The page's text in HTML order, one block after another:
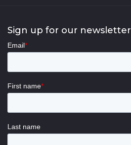
Sign up for our newsletter